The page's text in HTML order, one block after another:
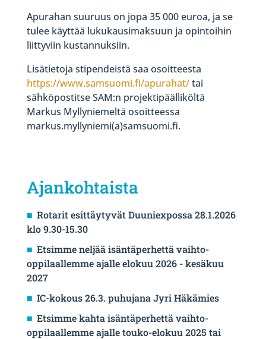
Apurahan suuruus on jopa 35 000 euroa, ja se
tulee käyttää lukukausimaksuun ja opintoihin
liittyviin kustannuksiin.
Lisätietoja stipendeistä saa osoitteesta
https://www.samsuomi.fi/apurahat/tai
sähköpostitse SAM:n projektipäälliköltä
Markus Myllyniemeltä osoitteessa
markus.myllyniemi(a)samsuomi.fi.
Ajankohtaista
Rotarit esittäytyvät Duuniexpossa 28.1.2026
klo 9.30-15.30
Etsimme neljää isäntäperhettä vaihto-
oppilaallemme ajalle elokuu 2026 - kesäkuu
2027
IC-kokous 26.3. puhujana Jyri Häkämies
Etsimme kahta isäntäperhettä vaihto-
oppilaallemme ajalle touko-elokuu 2025 tai